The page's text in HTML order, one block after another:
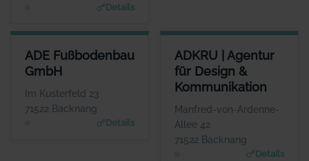
Details
ADE Fußbodenbau
GmbH
Im Kusterfeld 23
71522 Backnang
Details
ADE FUSSBODENBAU GMBH
www.adegmbh.de
ADKRU | Agentur
für Design &
Kommunikation
Manfred-von-Ardenne-
Allee 42
71522 Backnang
Details
ADKRU | AGENTUR FÜR